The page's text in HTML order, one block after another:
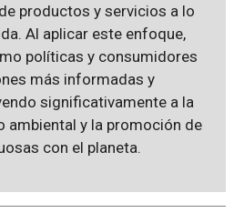
productos y servicios a lo
Al aplicar este enfoque,
políticas y consumidores
más informadas y
significativamente a la
ambiental y la promoción de
con el planeta.